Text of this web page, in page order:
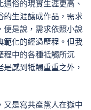
俗的現實生涯更高、
的生涯釀成作品，需求
便是說，需求依照小說
範化的經過歷程。但我
程中的各種牴觸所沉
感到牴觸重重之外，
又是寫共產黨人在獄中